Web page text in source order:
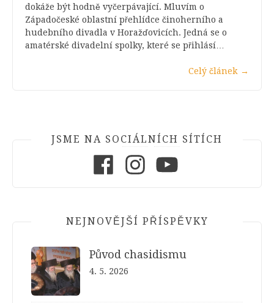
dokáže být hodně vyčerpávající. Mluvím o
Západočeské oblastní přehlídce činoherního a
hudebního divadla v Horažďovicích. Jedná se o
amatérské divadelní spolky, které se přihlásí…
Celý článek →
JSME NA SOCIÁLNÍCH SÍTÍCH
NEJNOVĚJŠÍ PŘÍSPĚVKY
Původ chasidismu
4. 5. 2026